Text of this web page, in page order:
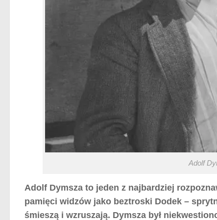
Adolf
Adolf Dymsza to jeden z najbardziej
pamięci widzów jako beztroski Dodek –
śmieszą i wzruszają. Dymsza był